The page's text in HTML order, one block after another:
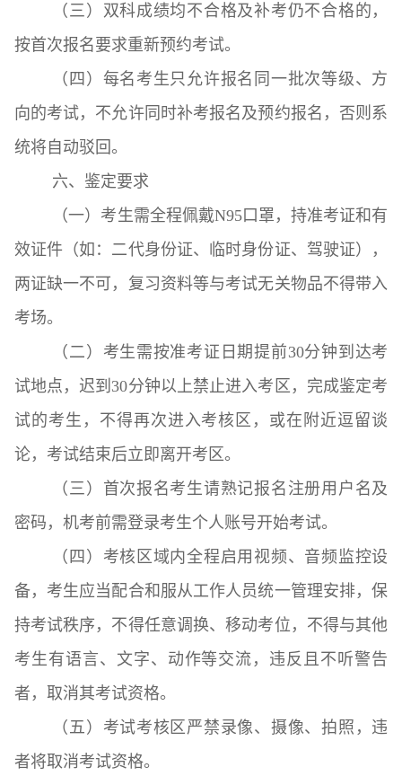
（三）双科成绩均不合格及补考仍不合格的，
按首次报名要求重新预约考试。
（四）每名考生只允许报名同一批次等级、方
向的考试，不允许同时补考报名及预约报名，否则系
统将自动驳回。
六、鉴定要求
（一）考生需全程佩戴N95口罩，持准考证和有
效证件（如：二代身份证、临时身份证、驾驶证），
两证缺一不可，复习资料等与考试无关物品不得带入
考场。
（二）考生需按准考证日期提前30分钟到达考
试地点，迟到30分钟以上禁止进入考区，完成鉴定考
试的考生，不得再次进入考核区，或在附近逗留谈
论，考试结束后立即离开考区。
（三）首次报名考生请熟记报名注册用户名及
密码，机考前需登录考生个人账号开始考试。
（四）考核区域内全程启用视频、音频监控设
备，考生应当配合和服从工作人员统一管理安排，保
持考试秩序，不得任意调换、移动考位，不得与其他
考生有语言、文字、动作等交流，违反且不听警告
者，取消其考试资格。
（五）考试考核区严禁录像、摄像、拍照，违
者将取消考试资格。